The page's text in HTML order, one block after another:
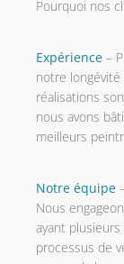
Pourquoi nos
Expérience –
notre
réalisations
nous avons
meilleurs
Notre équipe
Nous
ayant plusieurs
processus de